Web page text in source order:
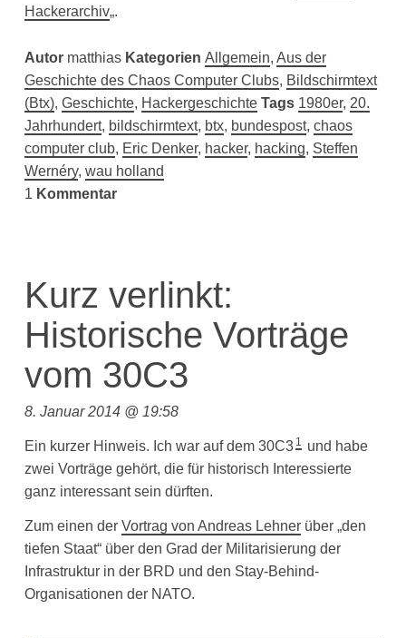
Hackerarchiv„.
Autor matthias Kategorien Allgemein, Aus der
Geschichte des Chaos Computer Clubs, Bildschirmtext
(Btx), Geschichte, Hackergeschichte Tags 1980er, 20.
Jahrhundert, bildschirmtext, btx, bundespost, chaos
computer club, Eric Denker, hacker, hacking, Steffen
Wernéry, wau holland
1 Kommentar
Kurz verlinkt:
Historische Vorträge
vom 30C3
8. Januar 2014 @ 19:58
Ein kurzer Hinweis. Ich war auf dem 30C3 1 und habe
zwei Vorträge gehört, die für historisch Interessierte
ganz interessant sein dürften.
Zum einen der Vortrag von Andreas Lehnerüber „den
tiefen Staat“ über den Grad der Militarisierung der
Infrastruktur in der BRD und den Stay-Behind-
Organisationen der NATO.